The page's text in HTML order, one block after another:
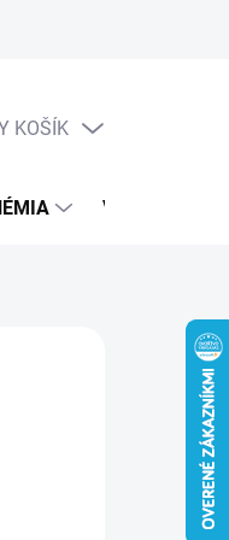
KOŠÍK
VEREJNÝ